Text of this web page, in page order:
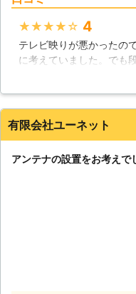
★★★★★ 4
テレビ映りが悪かったの
に考えていました。でも
ど古いテレビではない
朽化していました。工事
らいました。有難うござ
鹿児島県 霧島市 2016年12
有限会社ユーネット
アンテナの設置をお考えで